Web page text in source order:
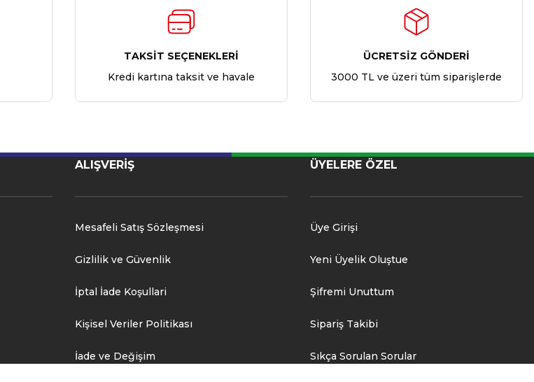
TAKSİT SEÇENEKLERİ
Kredi kartına taksit ve havale
ÜCRETSİZ GÖNDERİ
3000 TL ve üzeri tüm siparişlerde
ALIŞVERİŞ
Mesafeli Satış Sözleşmesi
Gizlilik ve Güvenlik
İptal İade Koşullari
Kişisel Veriler Politikası
İade ve Değişim
ÜYELERE ÖZEL
Üye Girişi
Yeni Üyelik Oluştue
Şifremi Unuttum
Sipariş Takibi
Sıkça Sorulan Sorular